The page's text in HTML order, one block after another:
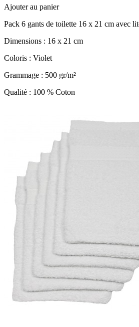
Ajouter au panier
Pack 6 gants de toilette 16 x 21 cm avec
Dimensions : 16 x 21 cm
Coloris : Violet
Grammage : 500 gr/m²
Qualité : 100 % Coton